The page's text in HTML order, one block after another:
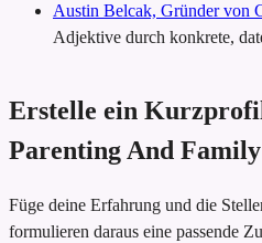
Austin Belcak, Gründer von
Adjektive durch konkrete,
Erstelle ein
Parenting And
Füge deine Erfahrung und die
formulieren daraus eine passende